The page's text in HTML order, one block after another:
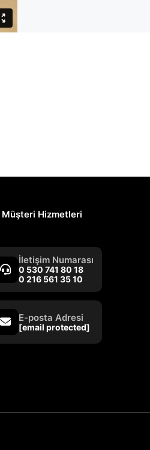
Müşteri Hizmetleri
İletişim Numarası
0 530 741 80 18
0 216 561 35 10
E-posta Adresi
[email protected]